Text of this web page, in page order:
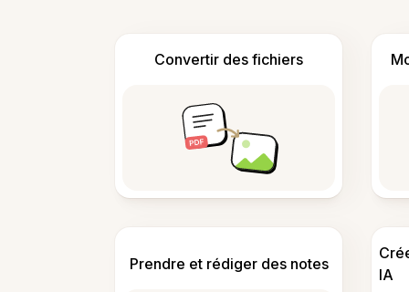
Convertir des fichiers
Prendre et rédiger des notes
IA